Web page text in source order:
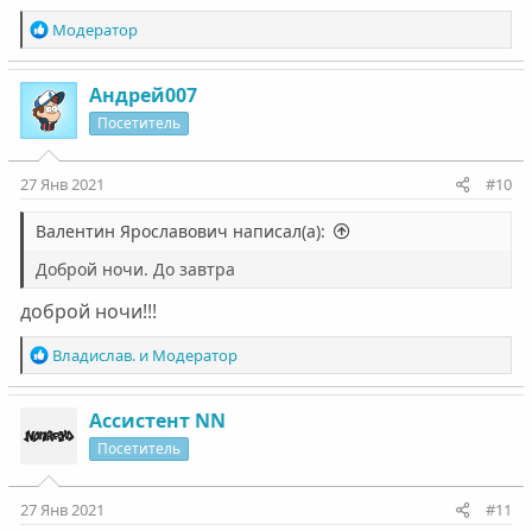
Р
е
а
к
ц
и
и
:
Модератор
Андрей007
Посетитель
27 Янв 2021 #10
Валентин Ярославович написал(а):
Доброй ночи. До завтра
доброй ночи!!!
Р
е
а
ц
и
:
Владислав.и Модератор
Ассистент NN
Посетитель
27 Янв 2021 #11